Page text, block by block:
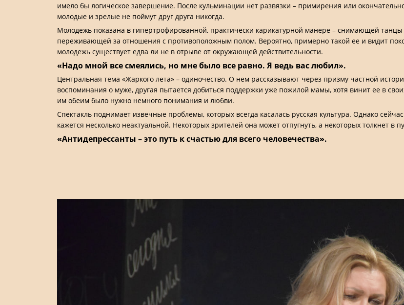
имело бы логическое завершение. После кульминации нет развязки – примирения или
молодые и зрелые не поймут друг друга никогда.
Молодежь показана в гипертрофированной, практически карикатурной манере – снимающей
переживающей за отношения с противоположным полом. Вероятно, примерно такой ее и видит
молодежь существует едва ли не в отрыве от окружающей действительности.
«Надо мной все смеялись, но мне было все равно. Я ведь вас любил».
Центральная тема «Жаркого лета» – одиночество. О нем рассказывают через призму частной
воспоминания о муже, другая пытается добиться поддержки уже пожилой мамы, хотя винит ее в
им обеим было нужно немного понимания и любви.
Спектакль поднимает извечные проблемы, которых всегда касалась русская культура. Однако
кажется несколько неактуальной. Некоторых зрителей она может отпугнуть, а некоторых толкнет в
«Антидепрессанты – это путь к счастью для всего человечества».